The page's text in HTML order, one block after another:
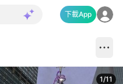
下載App
1/11